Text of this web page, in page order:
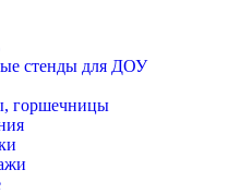
стенды для ДОУ
горшечницы